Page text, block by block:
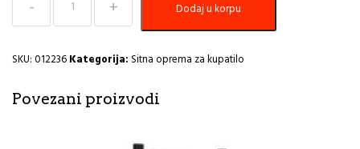
smece
hrom
012-
Dodaj u korpu
SKU:012236Kategorija: Sitna oprema za kupatilo
Povezani proizvodi